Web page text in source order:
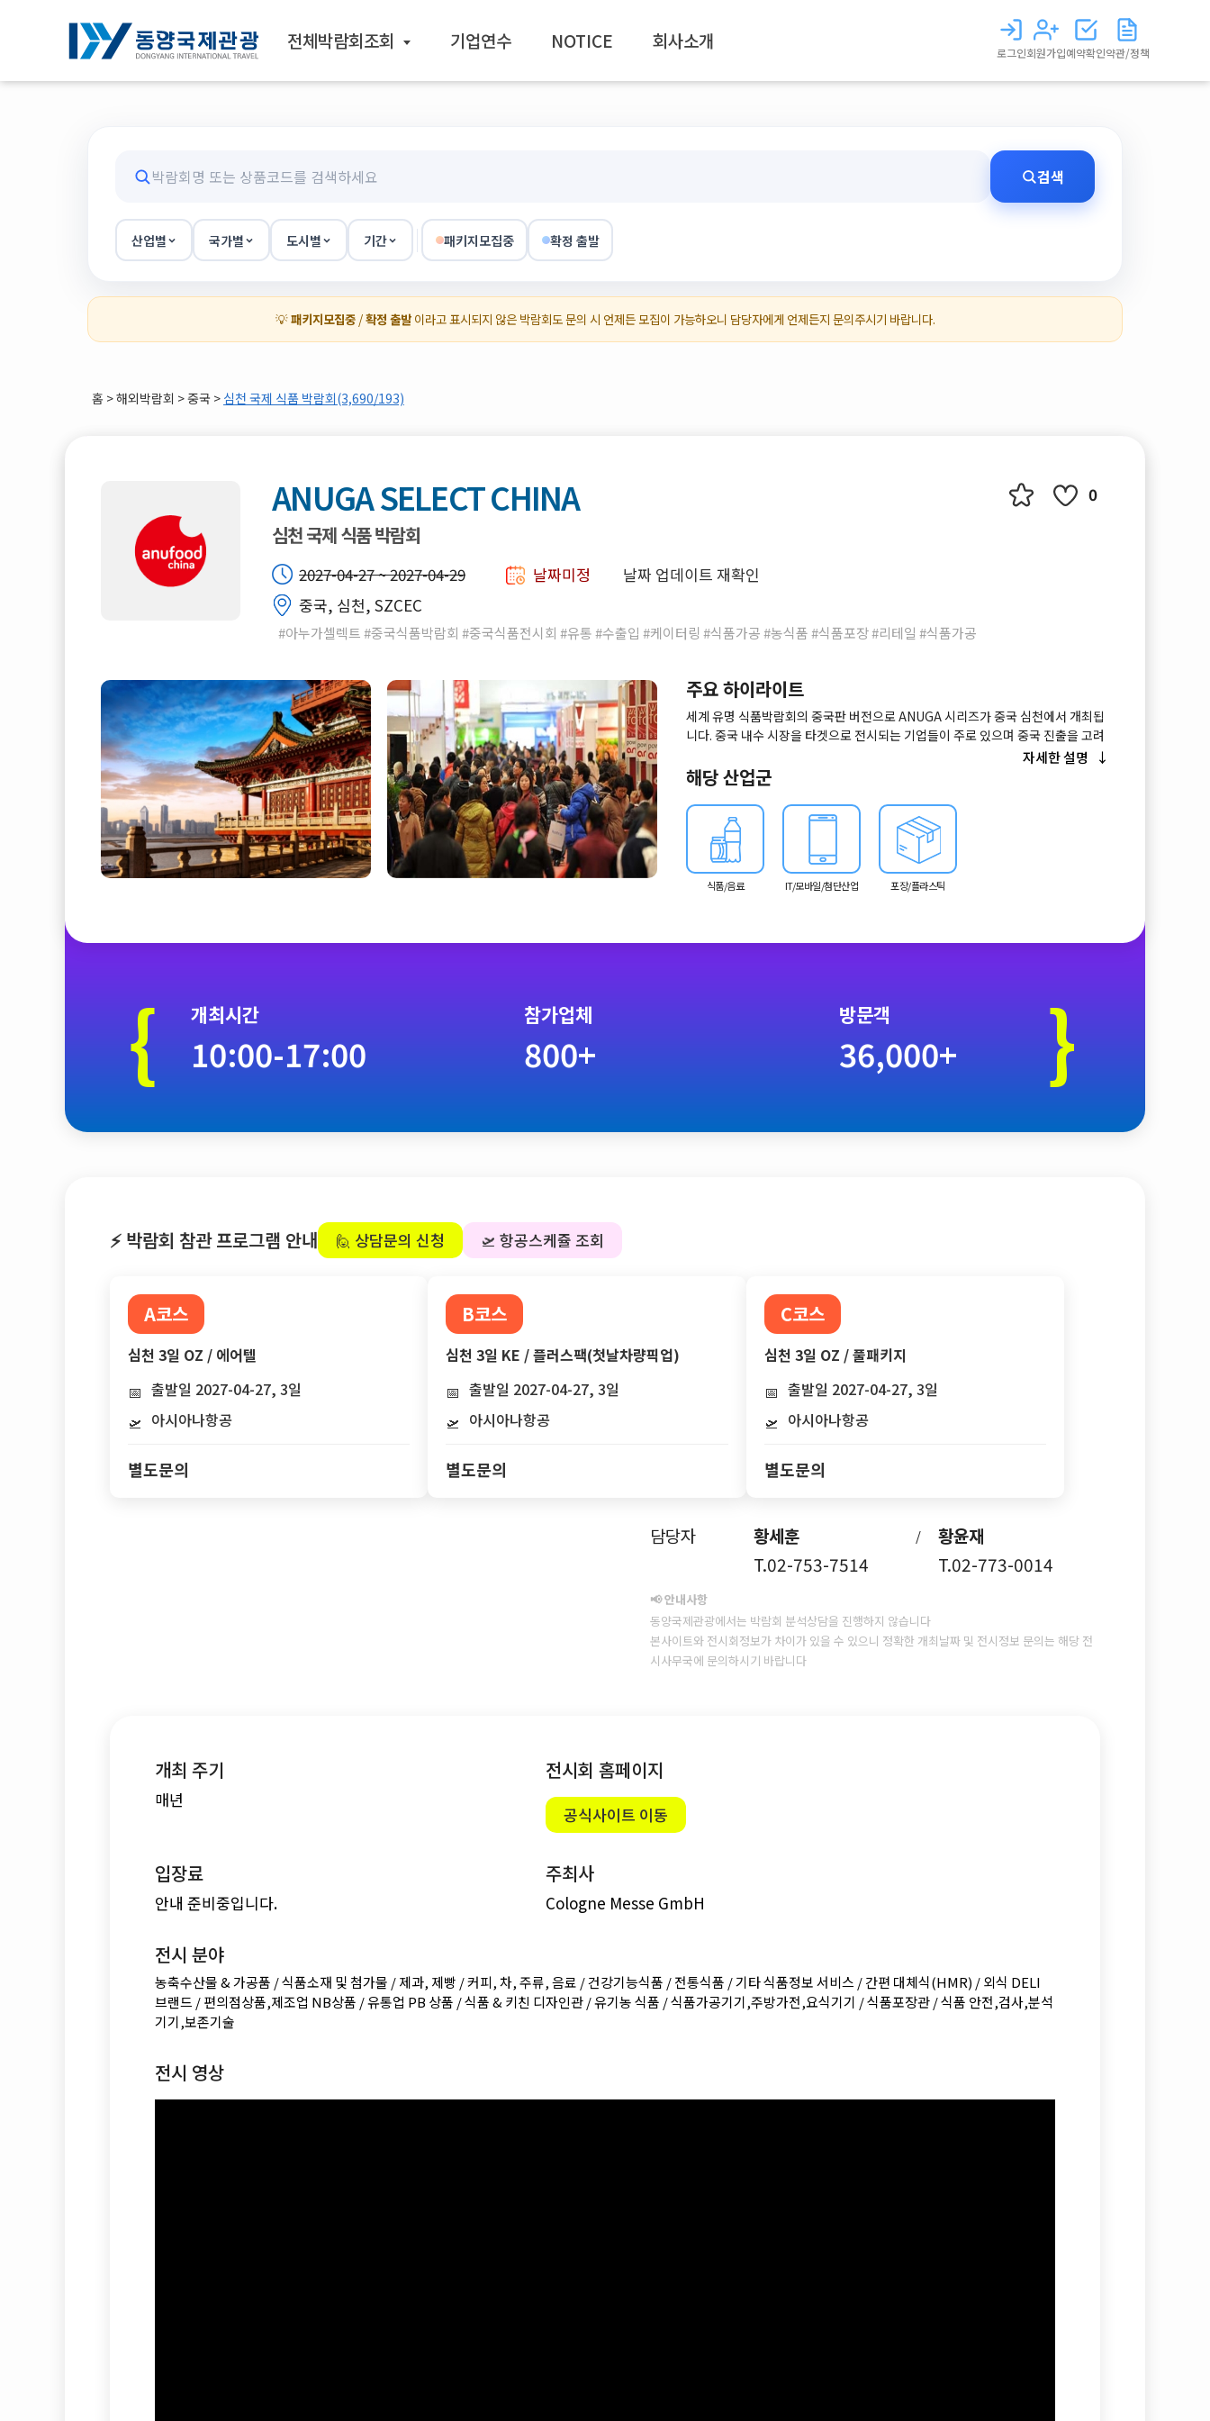
전체박람회조회 기업연수 NOTICE 회사소개
로그인회원가입예약확인약관/정책
검색
산업별 국가별 도시별 기간 패키지모집중 확정 출발
💡패키지모집중/확정 출발이라고 표시되지 않은 박람회도 문의 시 언제든 모집이 가능하오니 담당자에게 언제든지 문의주시기 바랍니다.
홈 >해외박람회 > 중국 > 심천 국제 식품 박람회(3,690/193)
ANUGA SELECT CHINA
심천 국제 식품 박람회
2027-04-27 ~ 2027-04-29 날짜미정
날짜 업데이트 재확인
중국, 심천, SZCEC
#아누가셀렉트 #중국식품박람회 #중국식품전시회 #유통 #수출입 #케이터링 #식품가공 #농식품 #식품포장 #리테일 #식품가공
0
주요 하이라이트
세계 유명 식품박람회의 중국판 버전으로 ANUGA 시리즈가 중국 심천에서 개최됩
니다. 중국 내수 시장을 타겟으로 전시되는 기업들이 주로 있으며 중국 진출을 고려
하는 기업들에게 추천하는 박람회 입니다. 현재 식품업계를 이끄는 트렌드와 각종
R&D기술을 경험할 수 있는 기회가 될 것입니다.
자세한 설명
해당 산업군
식품/음료 IT/모바일/첨단산업 포장/플라스틱
{ 개최시간 참가업체 방문객
10:00-17:00 800+ 36,000+ }
⚡ 박람회 참관 프로그램 안내 🙋 상담문의 신청 🛫 항공스케쥴 조회
A코스
심천 3일 OZ / 에어텔
📅 출발일 2027-04-27, 3일
🛫 아시아나항공
별도문의
B코스
심천 3일 KE / 플러스팩(첫날차량픽업)
📅 출발일 2027-04-27, 3일
🛫 아시아나항공
별도문의
C코스
심천 3일 OZ / 풀패키지
📅 출발일 2027-04-27, 3일
🛫 아시아나항공
별도문의
담당자 황세훈 /
황윤재
T.02-753-7514
T.02-773-0014
📢 안내사항
동양국제관광에서는 박람회 분석상담을 진행하지 않습니다
본사이트와 전시회정보가 차이가 있을 수 있으니 정확한 개최날짜 및 전시정보 문의는 해당 전
시사무국에 문의하시기 바랍니다
개최 주기
매년
전시회 홈페이지
공식사이트 이동
입장료
안내 준비중입니다.
주최사
Cologne Messe GmbH
전시 분야
농축수산물 & 가공품 / 식품소재 및 첨가물 / 제과, 제빵 / 커피, 차, 주류, 음료 / 건강기능식품 / 전통식품 / 기타 식품정보 서비스 / 간편 대체식(HMR) / 외식 DELI
브랜드 / 편의점상품,제조업 NB상품 / 유통업 PB 상품 / 식품 & 키친 디자인관 / 유기농 식품 / 식품가공기기,주방가전,요식기기 / 식품포장관 / 식품 안전,검사,분석
기기,보존기술
전시 영상